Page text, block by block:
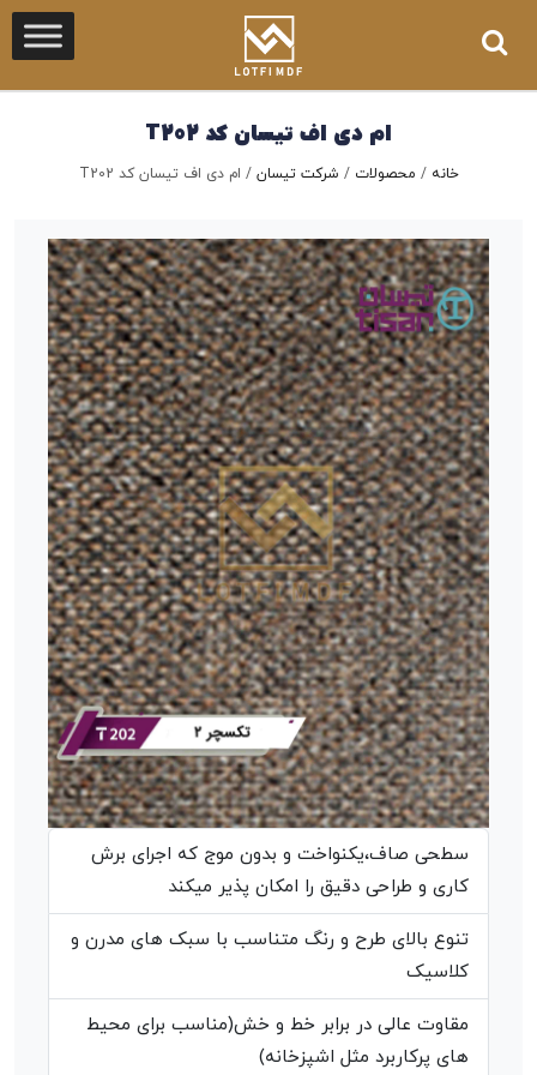
ام دی اف تیسان کد T202
خانه / محصولات / شرکت تیسان / ام دی اف تیسان کد T202
سطحی صاف،یکنواخت و بدون موج که اجرای برش
کاری و طراحی دقیق را امکان پذیر میکند
تنوع بالای طرح و رنگ متناسب با سبک های مدرن و
کلاسیک
مقاوت عالی در برابر خط و خش(مناسب برای محیط
های پرکاربرد مثل اشپزخانه)